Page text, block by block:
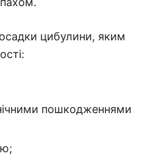
цибулини, яким
пошкодженнями